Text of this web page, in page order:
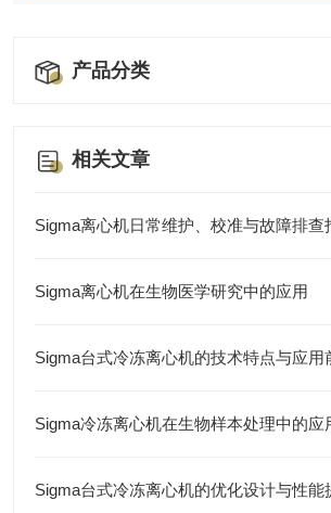
产品分类
相关文章
Sigma离心机日常维护、校准与故障排查
Sigma离心机在生物医学研究中的应用
Sigma台式冷冻离心机的技术特点与应用
Sigma冷冻离心机在生物样本处理中的应
Sigma台式冷冻离心机的优化设计与性能